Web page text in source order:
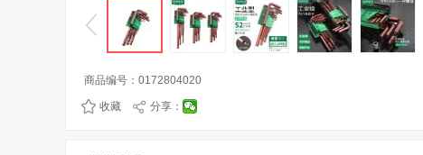
商品编号： 0172804020
收藏 分享：